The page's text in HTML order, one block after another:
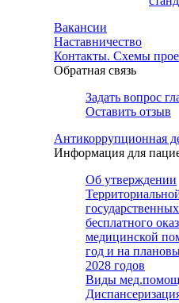
Вакансии
Наставничество
Контакты. Схемы
Обратная связь
Задать вопрос
Оставить отзыв
Антикоррупционная
Информация для
Об утверждении
бесплатного
медицинской
год и на
2028 годов
Виды